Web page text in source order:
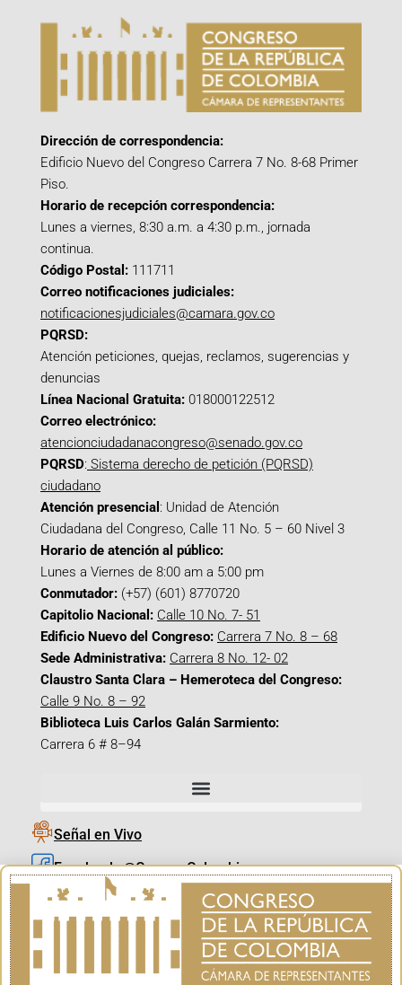
Dirección de correspondencia:
Edificio Nuevo del Congreso Carrera 7 No. 8-68 Primer
Piso.
Horario de recepción correspondencia:
Lunes a viernes, 8:30 a.m. a 4:30 p.m., jornada
continua.
Código Postal: 111711
Correo notificaciones judiciales:
notificacionesjudiciales@camara.gov.co
PQRSD:
Atención peticiones, quejas, reclamos, sugerencias y
denuncias
Línea Nacional Gratuita: 018000122512
Correo electrónico:
atencionciudadanacongreso@senado.gov.co
PQRSD: Sistema derecho de petición (PQRSD)
ciudadano
Atención presencial : Unidad de Atención
Ciudadana del Congreso, Calle 11 No. 5 – 60 Nivel 3
Horario de atención al público:
Lunes a Viernes de 8:00 am a 5:00 pm
Conmutador: (+57) (601) 8770720
Capitolio Nacional: Calle 10 No. 7- 51
Edificio Nuevo del Congreso: Carrera 7 No. 8 – 68
Sede Administrativa: Carrera 8 No. 12- 02
Claustro Santa Clara – Hemeroteca del Congreso:
Calle 9 No. 8 – 92
Biblioteca Luis Carlos Galán Sarmiento:
Carrera 6 # 8–94
Señal en Vivo
Facebook_@CamaraColombia
Instagram_@CamaraColombia
X_@CamaraColombia
Youtube_@CamaraColombia